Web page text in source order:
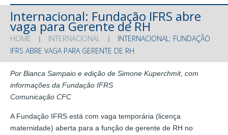
Internacional: Fundação IFRS abre
vaga para Gerente de RH
HOME INTERNACIONAL
INTERNACIONAL: FUNDAÇÃO
IFRS ABRE VAGA PARA GERENTE DE RH
Por Bianca Sampaio e edição de Simone Kuperchmit, com
informações da Fundação IFRS
Comunicação CFC
A Fundação IFRS está com vaga temporária (licença
maternidade) aberta para a função de gerente de RH no